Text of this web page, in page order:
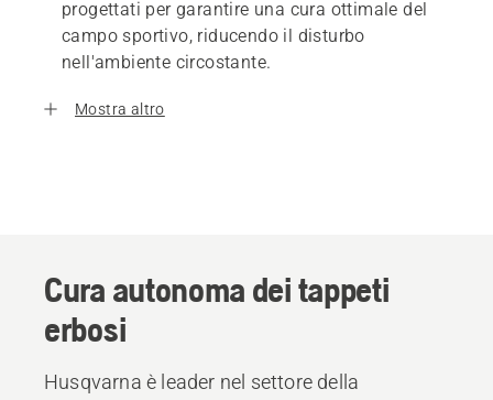
progettati per garantire una cura ottimale del
campo sportivo, riducendo il disturbo
nell'ambiente circostante.
Mostra altro
Cura autonoma dei tappeti
erbosi
Husqvarna è leader nel settore della